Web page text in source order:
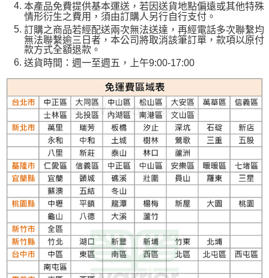
本產品免費提供基本運送，若因送貨地點偏遠或其他特殊
情形衍生之費用，須由訂購人另行自行支付。
訂購之商品若經配送兩次無法送達，再經電話多次聯繫均
無法聯繫逾三日者，本公司將取消該筆訂單，款項以原付
款方式全額退款。
送貨時間：週一至週五，上午9:00-17:00